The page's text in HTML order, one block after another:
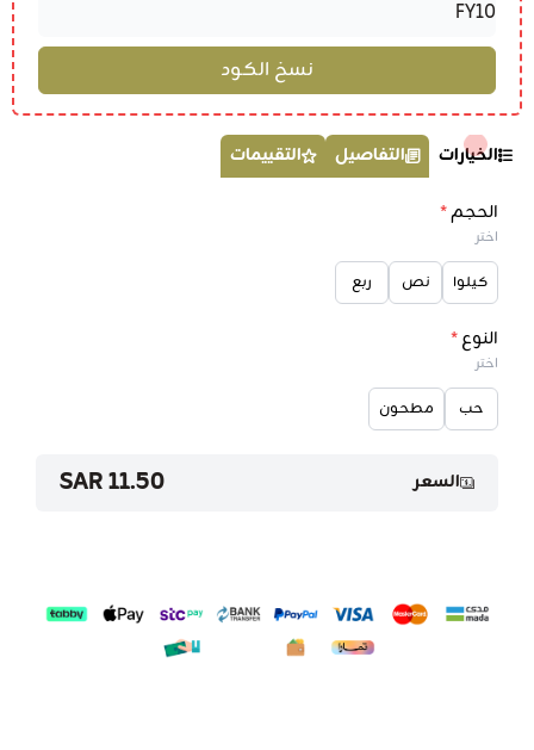
الخيارات التفاصيل التقييمات
الحجم*
اختر
كيلوا نص ربع
النوع*
اختر
حب مطحون
السعر 11.50 SAR